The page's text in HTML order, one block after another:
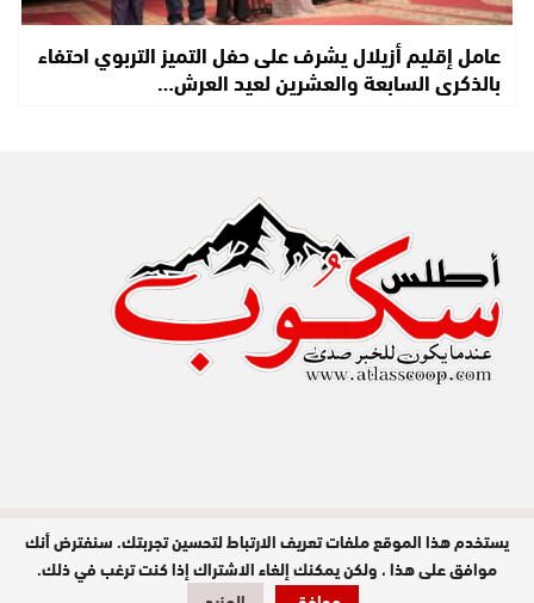
عامل إقليم أزيلال يشرف على حفل التميز التربوي احتفاء
بالذكرى السابعة والعشرين لعيد العرش…
مدير النشر : عبد الله عزي / جميع الحقوق
محفوظة © 2026
يستخدم هذا الموقع ملفات تعريف الارتباط لتحسين تجربتك. سنفترض أنك
موافق على هذا ، ولكن يمكنك إلغاء الاشتراك إذا كنت ترغب في ذلك.